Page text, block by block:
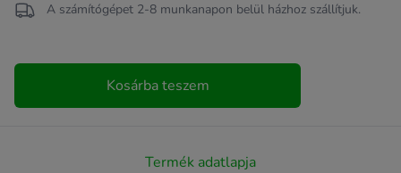
A számítógépet 2-8 munkanapon belül házhoz szállítjuk.
Kosárba teszem
Termék adatlapja